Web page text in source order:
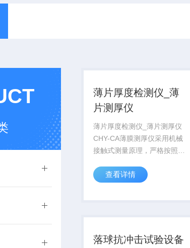
薄片厚度检测仪_薄
片测厚仪
薄片厚度检测仪_薄片测厚仪
CHY-CA薄膜测厚仪采用机械
接触式测量原理，严格按照标
测试的规范性和准确性。专业
膜、薄片、隔膜、纸张、箔
查看详情
落球抗冲击试验设备